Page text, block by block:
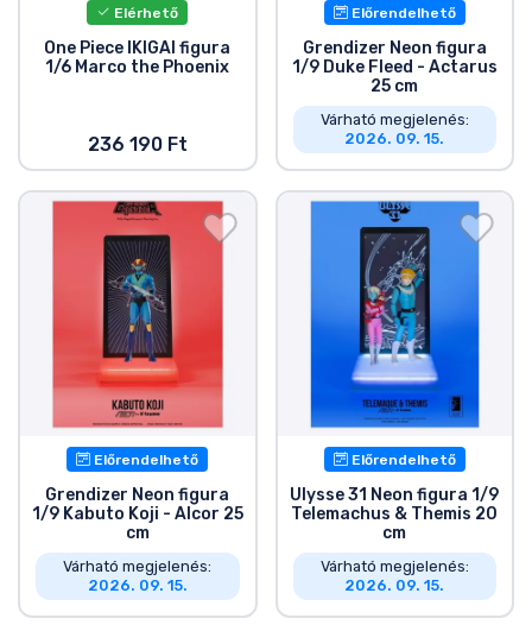
Elérhető
One Piece IKIGAI figura
1/6 Marco the Phoenix
236 190 Ft
Előrendelhető
Grendizer Neon figura
1/9 Duke Fleed - Actarus
25 cm
Várható megjelenés:
2026. 09. 15.
Előrendelhető
Grendizer Neon figura
1/9 Kabuto Koji - Alcor 25
cm
Várható megjelenés:
2026. 09. 15.
Előrendelhető
Ulysse 31 Neon figura 1/9
Telemachus & Themis 20
cm
Várható megjelenés:
2026. 09. 15.